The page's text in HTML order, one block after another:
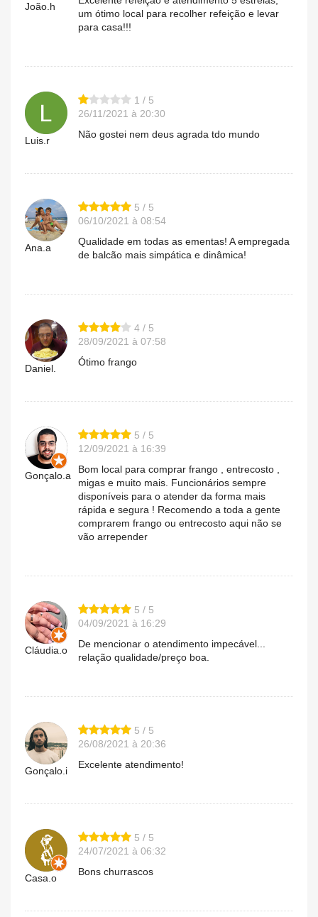
João.h
um ótimo local para recolher refeição e levar
para casa!!!
Luis.r
1 / 5
26/11/2021 à 20:30
Não gostei nem deus agrada tdo mundo
Ana.a
5 / 5
06/10/2021 à 08:54
Qualidade em todas as ementas! A empregada
de balcão mais simpática e dinâmica!
Daniel.
4 / 5
28/09/2021 à 07:58
Ótimo frango
Gonçalo.a
5 / 5
12/09/2021 à 16:39
Bom local para comprar frango , entrecosto ,
migas e muito mais. Funcionários sempre
disponíveis para o atender da forma mais
rápida e segura ! Recomendo a toda a gente
comprarem frango ou entrecosto aqui não se
vão arrepender
Cláudia.o
5 / 5
04/09/2021 à 16:29
De mencionar o atendimento impecável...
relação qualidade/preço boa.
Gonçalo.i
5 / 5
26/08/2021 à 20:36
Excelente atendimento!
Casa.o
5 / 5
24/07/2021 à 06:32
Bons churrascos